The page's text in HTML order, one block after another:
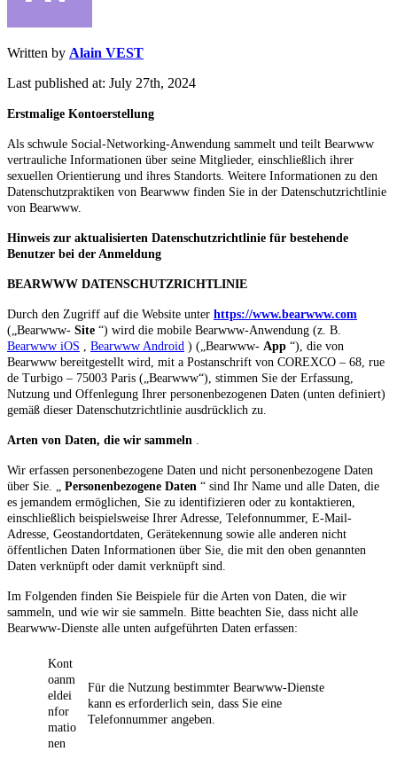
Written by Alain VEST
Last published at: July 27th, 2024
Erstmalige Kontoerstellung
Als schwule Social-Networking-Anwendung sammelt und teilt Bearwww
vertrauliche Informationen über seine Mitglieder, einschließlich ihrer
sexuellen Orientierung und ihres Standorts. Weitere Informationen zu den
Datenschutzpraktiken von Bearwww finden Sie in der Datenschutzrichtlinie
von Bearwww.
Hinweis zur aktualisierten Datenschutzrichtlinie für bestehende
Benutzer bei der Anmeldung
BEARWWW DATENSCHUTZRICHTLINIE
Durch den Zugriff auf die Website unter https://www.bearwww.com
(„Bearwww- Site “) wird die mobile Bearwww-Anwendung (z. B.
Bearwww iOS
Bearwww Android ) („Bearwww- App “), die von
Bearwww bereitgestellt wird, mit a Postanschrift von COREXCO – 68, rue
de Turbigo – 75003 Paris („Bearwww“), stimmen Sie der Erfassung,
Nutzung und Offenlegung Ihrer personenbezogenen Daten (unten definiert)
gemäß dieser Datenschutzrichtlinie ausdrücklich zu.
Arten von Daten, die wir sammeln
Wir erfassen personenbezogene Daten und nicht personenbezogene Daten
über Sie. „ Personenbezogene Daten “ sind Ihr Name und alle Daten, die
es jemandem ermöglichen, Sie zu identifizieren oder zu kontaktieren,
einschließlich beispielsweise Ihrer Adresse, Telefonnummer, E-Mail-
Adresse, Geostandortdaten, Gerätekennung sowie alle anderen nicht
öffentlichen Daten Informationen über Sie, die mit den oben genannten
Daten verknüpft oder damit verknüpft sind.
Im Folgenden finden Sie Beispiele für die Arten von Daten, die wir
sammeln, und wie wir sie sammeln. Bitte beachten Sie, dass nicht alle
Bearwww-Dienste alle unten aufgeführten Daten erfassen:
Kont
oanm
eldei
nfor
matio
nen
Für die Nutzung bestimmter Bearwww-Dienste
kann es erforderlich sein, dass Sie eine
Telefonnummer angeben.